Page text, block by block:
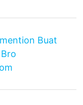
Buat